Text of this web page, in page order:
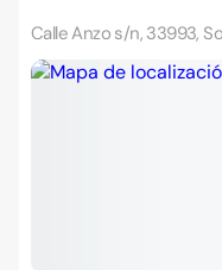
Calle Anzo s/n, 33993,